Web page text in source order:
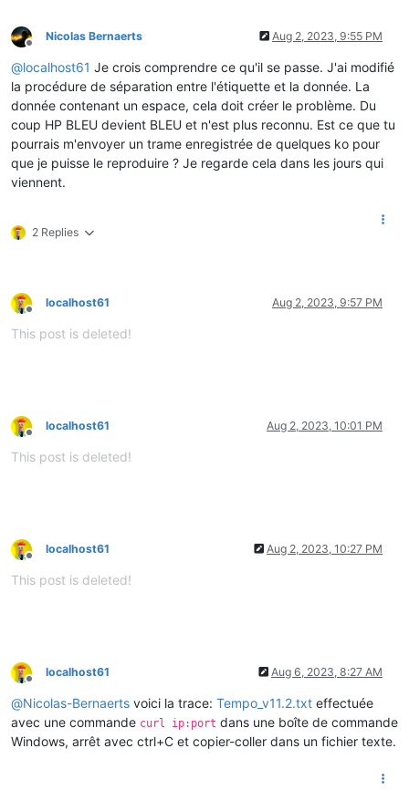
Offline
Nicolas Bernaerts Aug 2, 2023, 9:55 PM
@localhost61 Je crois comprendre ce qu'il se passe. J'ai modifié
la procédure de séparation entre l'étiquette et la donnée. La
donnée contenant un espace, cela doit créer le problème. Du
coup HP BLEU devient BLEU et n'est plus reconnu. Est ce que tu
pourrais m'envoyer un trame enregistrée de quelques ko pour
que je puisse le reproduire ? Je regarde cela dans les jours qui
viennent.
2 Replies
Offline
localhost61 Aug 2, 2023, 9:57 PM
This post is deleted!
Offline
localhost61 Aug 2, 2023, 10:01 PM
This post is deleted!
Offline
localhost61 Aug 2, 2023, 10:27 PM
This post is deleted!
Offline
localhost61 Aug 6, 2023, 8:27 AM
@Nicolas-Bernaerts voici la trace: Tempo_v11.2.txt effectuée
avec une commande curl ip:port dans une boîte de commande
Windows, arrêt avec ctrl+C et copier-coller dans un fichier texte.